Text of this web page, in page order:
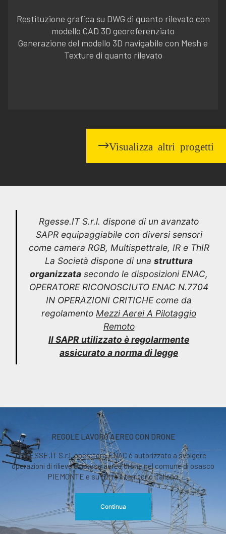
Restituzione grafica su DWG di quanto rilevato con
modello CAD 3D georeferenziato
Generazione del modello 3D navigabile con Mesh e
Texture di quanto rilevato
Visualizza altri progetti
Rgesse.IT S.r.l. dispone di un avanzato
SAPR equipaggiabile con diversi sensori
come camera RGB, Multispettrale, IR e ThIR
La Società dispone di una struttura
organizzata secondo le disposizioni ENAC,
OPERATORE RICONOSCIUTO ENAC N.7704
IN OPERAZIONI CRITICHE come da
regolamento Mezzi Aerei A Pilotaggio
Remoto
Il SAPR utilizzato è regolarmente
assicurato a norma di legge
REGOLE LAVORO AEREO CON DRONE
RGESSE.IT S.r.l. operatore ENAC è autorizzato a svolgere
operazioni di rilievo o riprese aeree drone nel comune di osasco
PIEMONTE e su tutto il territorio italiano
Continua